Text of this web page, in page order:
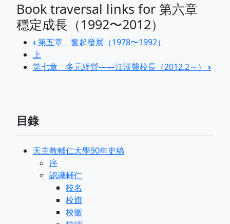
Book traversal links for 第六章
穩定成長（1992〜2012）
‹ 第五章 奮起發展（1978〜1992）
上
第七章 多元經營——江漢聲校長（2012.2～） ›
目錄
天主教輔仁大學90年史稿
序
認識輔仁
校名
校旗
校徽